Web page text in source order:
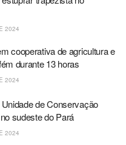
2024
cooperativa de agricultura e
durante 13 horas
2024
de Conservação
sudeste do Pará
2024